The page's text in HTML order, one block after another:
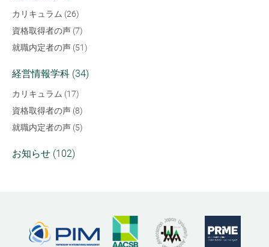
カリキュラム (26)
資格取得者の声 (7)
就職内定者の声 (51)
経営情報学科 (34)
カリキュラム (17)
資格取得者の声 (8)
就職内定者の声 (5)
お知らせ (102)